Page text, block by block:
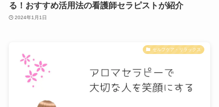
る！おすすめ活用法の看護師セラピストが紹介
2024年1月1日
セルフケア・リラックス